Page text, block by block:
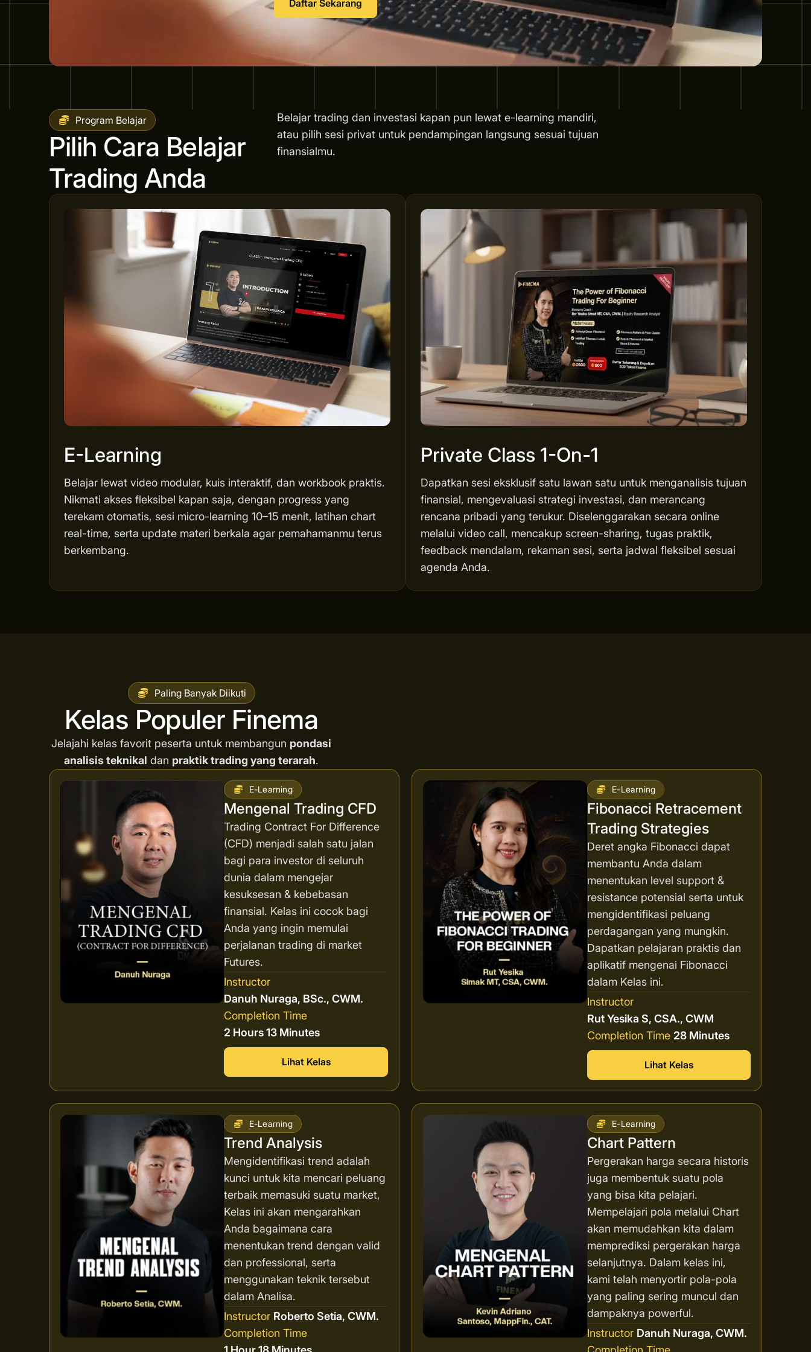
Daftar Sekarang
Program Belajar
Pilih Cara Belajar
Trading Anda
Belajar trading dan investasi kapan pun lewat e-learning mandiri,
atau pilih sesi privat untuk pendampingan langsung sesuai tujuan
finansialmu.
E-Learning
Belajar lewat video modular, kuis interaktif, dan workbook praktis.
Nikmati akses fleksibel kapan saja, dengan progress yang
terekam otomatis, sesi micro-learning 10–15 menit, latihan chart
real-time, serta update materi berkala agar pemahamanmu terus
berkembang.
Private Class 1-On-1
Dapatkan sesi eksklusif satu lawan satu untuk menganalisis tujuan
finansial, mengevaluasi strategi investasi, dan merancang
rencana pribadi yang terukur. Diselenggarakan secara online
melalui video call, mencakup screen-sharing, tugas praktik,
feedback mendalam, rekaman sesi, serta jadwal fleksibel sesuai
agenda Anda.
Paling Banyak Diikuti
Kelas Populer Finema
Jelajahi kelas favorit peserta untuk membangun pondasi
analisis teknikal dan praktik trading yang terarah.
E-Learning
Mengenal Trading CFD
Trading Contract For Difference
(CFD) menjadi salah satu jalan
bagi para investor di seluruh
dunia dalam mengejar
kesuksesan & kebebasan
finansial. Kelas ini cocok bagi
Anda yang ingin memulai
perjalanan trading di market
Futures.
Instructor
Danuh Nuraga, BSc., CWM.
Completion Time
2 Hours 13 Minutes
Lihat Kelas
E-Learning
Fibonacci Retracement
Trading Strategies
Deret angka Fibonacci dapat
membantu Anda dalam
menentukan level support &
resistance potensial serta untuk
mengidentifikasi peluang
perdagangan yang mungkin.
Dapatkan pelajaran praktis dan
aplikatif mengenai Fibonacci
dalam Kelas ini.
Instructor
Rut Yesika S, CSA., CWM
Completion Time 28 Minutes
Lihat Kelas
E-Learning
Trend Analysis
Mengidentifikasi trend adalah
kunci untuk kita mencari peluang
terbaik memasuki suatu market,
Kelas ini akan mengarahkan
Anda bagaimana cara
menentukan trend dengan valid
dan professional, serta
menggunakan teknik tersebut
dalam Analisa.
Instructor Roberto Setia, CWM.
Completion Time
E-Learning
Chart Pattern
Pergerakan harga secara historis
juga membentuk suatu pola
yang bisa kita pelajari.
Mempelajari pola melalui Chart
akan memudahkan kita dalam
memprediksi pergerakan harga
selanjutnya. Dalam kelas ini,
kami telah menyortir pola-pola
yang paling sering muncul dan
dampaknya powerful.
Instructor Danuh Nuraga, CWM.